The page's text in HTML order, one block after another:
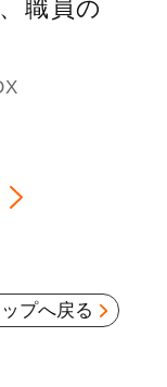
職員の
プへ戻る